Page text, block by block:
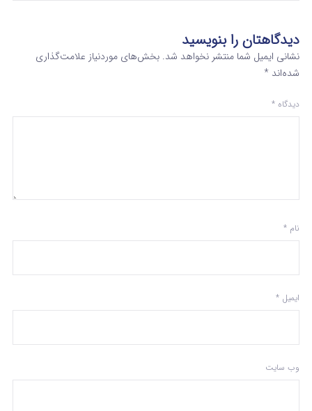
دیدگاهتان را بنویسید
نشانی ایمیل شما منتشر نخواهد شد. بخش‌های موردنیاز علامت‌گذاری
شده‌اند *
دیدگاه *
نام *
ایمیل *
وب‌ سایت